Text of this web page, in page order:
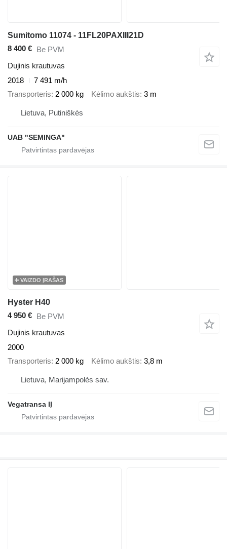
Sumitomo 11074 - 11FL20PAXIII21D
8 400 € Be PVM
Dujinis krautuvas
2018
7 491 m/h
Transporteris 2 000 kg Kėlimo aukštis 3 m
Lietuva, Putiniškės
UAB "SEMINGA"
VAIZDO ĮRAŠAS
Hyster H40
4 950 € Be PVM
Dujinis krautuvas
2000
Transporteris 2 000 kg Kėlimo aukštis 3,8 m
Lietuva, Marijampolės sav.
Vegatransa IĮ